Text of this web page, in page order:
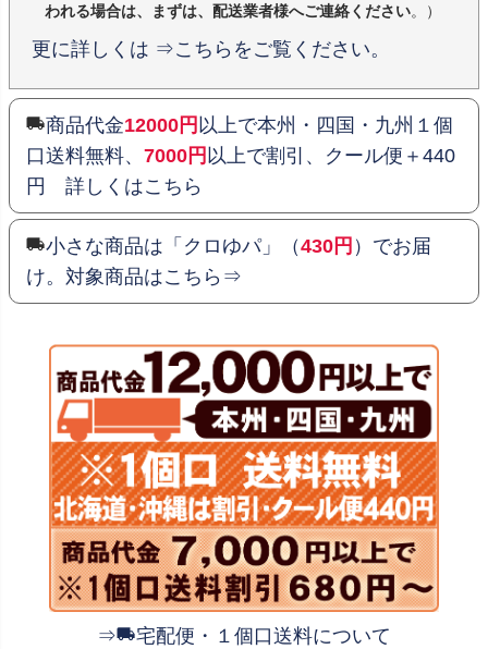
われる場合は、まずは、配送業者様へご連絡ください。）
更に詳しくは ⇒こちらをご覧ください。
商品代金12000円 以上で本州・四国・九州１個
口送料無料、 7000円 以上で割引、クール便＋440
円 詳しくはこちら
小さな商品は「クロゆパ」（430円 ）でお届
け。対象商品はこちら⇒
⇒ 宅配便・１個口送料について